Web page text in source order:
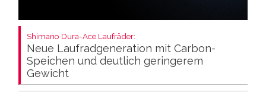
Shimano Dura-Ace Laufräder:
Neue Laufradgeneration mit Carbon-
Speichen und deutlich geringerem
Gewicht